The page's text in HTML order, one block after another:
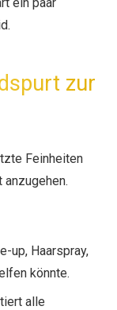
zur
Feinheiten
anzugehen.
up, Haarspray,
könnte.
alle